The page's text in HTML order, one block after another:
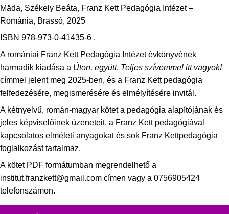
Măda, Székely Beáta, Franz Kett Pedagógia Intézet –
Románia, Brassó, 2025
ISBN 978-973-0-41435-6 .
A romániai Franz Kett Pedagógia Intézet évkönyvének
harmadik kiadása a Úton, együtt. Teljes szívemmel itt vagyok!
címmel jelent meg 2025-ben, és a Franz Kett pedagógia
felfedezésére, megismerésére és elmélyítésére invitál.
A kétnyelvű, román-magyar kötet a pedagógia alapítójának és
jeles képviselőinek üzeneteit, a Franz Kett pedagógiával
kapcsolatos elméleti anyagokat és sok Franz Kettpedagógia
foglalkozást tartalmaz.
A kötet PDF formátumban megrendelhető a
institut.franzkett@gmail.com címen vagy a 0756905424
telefonszámon.